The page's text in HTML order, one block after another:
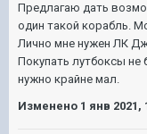
Предлагаю дать
один такой корабль.
Лично мне нужен ЛК
Покупать лутбоксы не
нужно крайне мал.
Изменено 1 янв 2021,